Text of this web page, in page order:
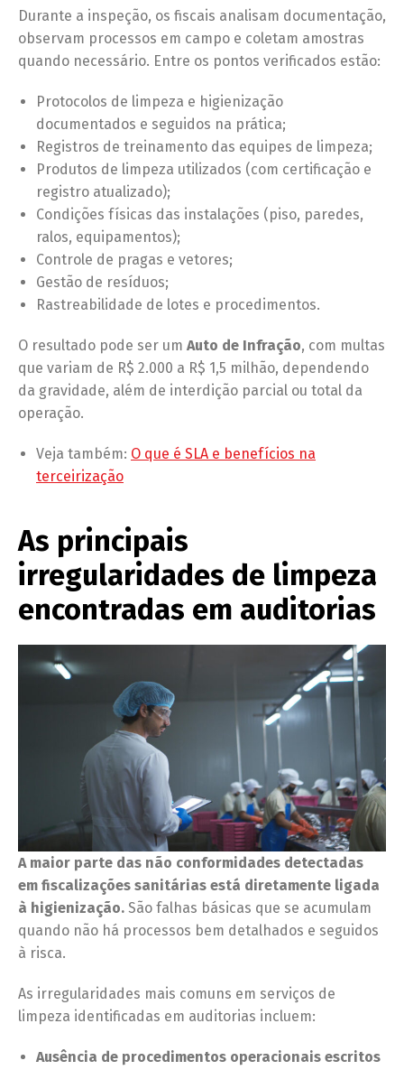
Durante a inspeção, os fiscais analisam documentação,
observam processos em campo e coletam amostras
quando necessário. Entre os pontos verificados estão:
Protocolos de limpeza e higienização
documentados e seguidos na prática;
Registros de treinamento das equipes de limpeza;
Produtos de limpeza utilizados (com certificação e
registro atualizado);
Condições físicas das instalações (piso, paredes,
ralos, equipamentos);
Controle de pragas e vetores;
Gestão de resíduos;
Rastreabilidade de lotes e procedimentos.
O resultado pode ser um Auto de Infração, com multas
que variam de R$ 2.000 a R$ 1,5 milhão, dependendo
da gravidade, além de interdição parcial ou total da
operação.
Veja também: O que é SLA e benefícios na
terceirização
As principais
irregularidades de limpeza
encontradas em auditorias
A maior parte das não conformidades detectadas
em fiscalizações sanitárias está diretamente ligada
à higienização. São falhas básicas que se acumulam
quando não há processos bem detalhados e seguidos
à risca.
As irregularidades mais comuns em serviços de
limpeza identificadas em auditorias incluem:
Ausência de procedimentos operacionais escritos